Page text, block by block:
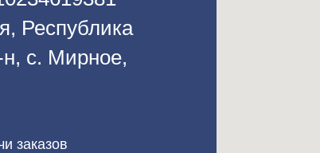
Республика
с. Мирное,
заказов